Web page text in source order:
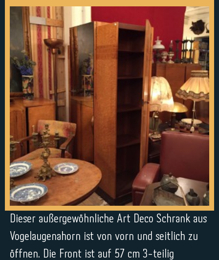
Dieser außergewöhnliche Art Deco Schrank aus
Vogelaugenahorn ist von vorn und seitlich zu
öffnen. Die Front ist auf 57 cm 3-teilig